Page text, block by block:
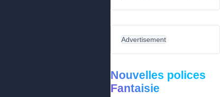
Advertisement
Nouvelles polices
Fantaisie